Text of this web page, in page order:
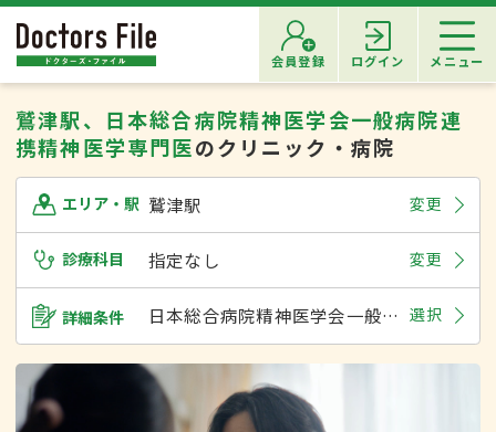
会員登録 ログイン メニュー
鷲津駅、日本総合病院精神医学会一般病院連
携精神医学専門医のクリニック・病院
エリア・駅 鷲津駅 変更
診療科目 指定なし 変更
詳細条件 日本総合病院精神医学会一般病院連携精神医学専門医 選択